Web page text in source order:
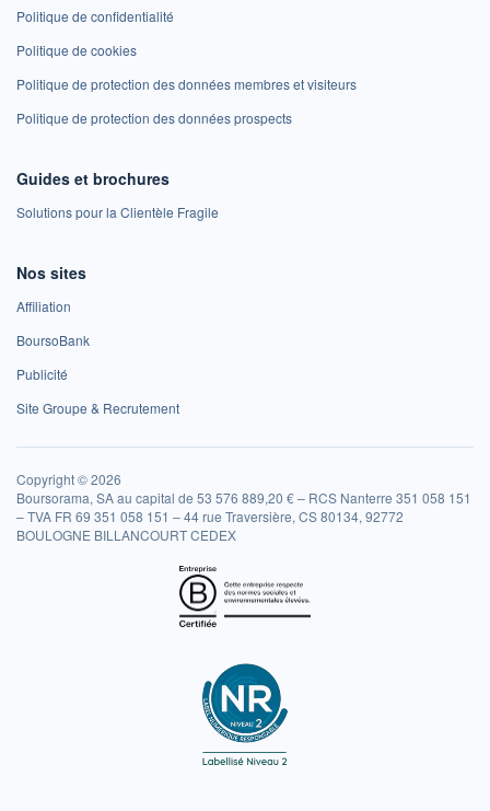
Politique de confidentialité
Politique de cookies
Politique de protection des données membres et visiteurs
Politique de protection des données prospects
Guides et brochures
Solutions pour la Clientèle Fragile
Nos sites
Affiliation
BoursoBank
Publicité
Site Groupe & Recrutement
Copyright © 2026
Boursorama, SA au capital de 53 576 889,20 € – RCS Nanterre 351 058 151
– TVA FR 69 351 058 151 – 44 rue Traversière, CS 80134, 92772
BOULOGNE BILLANCOURT CEDEX